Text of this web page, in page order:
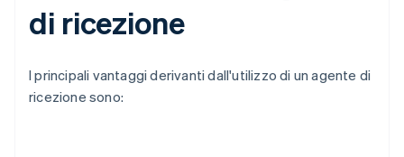
di ricezione
I principali vantaggi derivanti dall'utilizzo di un agente di
ricezione sono: